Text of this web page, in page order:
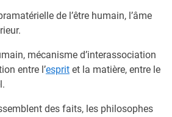
de l’être humain, l’âme
mécanisme d’interassociation
entre l’esprit et la matière, entre le
des faits, les philosophes